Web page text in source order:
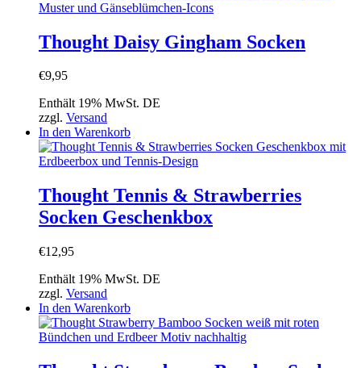
Thought Daisy Gingham Socken
€9,95
Enthält 19% MwSt. DE
zzgl. Versand
In den Warenkorb
Thought Tennis & Strawberries
Socken Geschenkbox
€12,95
Enthält 19% MwSt. DE
zzgl. Versand
In den Warenkorb